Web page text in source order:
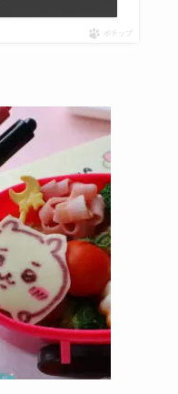
ポチップ